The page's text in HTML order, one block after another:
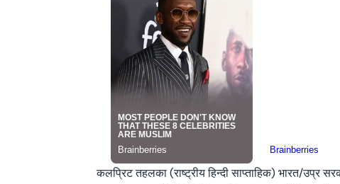
कलप्रिट तहलका (राष्ट्रीय हिन्दी साप्ताहिक) भारत/उप्र